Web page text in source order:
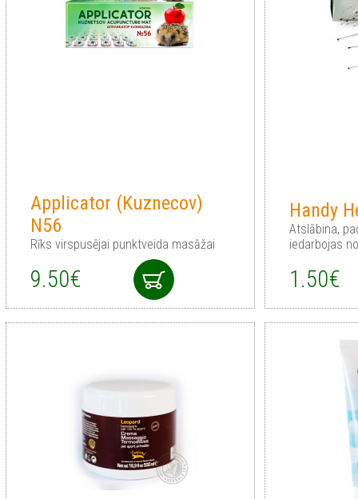
Applicator (Kuznecov)
N56
Rīks virspusējai punktveida masāžai
9.50€
Handy
Atslābina,
iedarbojas
1.50€